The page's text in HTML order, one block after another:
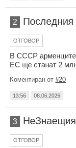
2
ОТГОВОР
В СССР арменците
ЕС ще станат 2
Коментиран от #20
13:56 08.06.2026
3 НеЗнаещия
ОТГОВОР